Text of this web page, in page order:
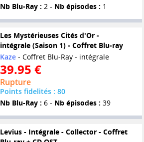
Nb Blu-Ray : 2 - Nb épisodes : 1
Les Mystérieuses Cités d'Or -
intégrale (Saison 1) - Coffret Blu-ray
Kaze- Coffret Blu-Ray - intégrale
39.95 €
Rupture
Points fidelités : 80
Nb Blu-Ray : 6 - Nb épisodes : 39
Levius - Intégrale - Collector - Coffret